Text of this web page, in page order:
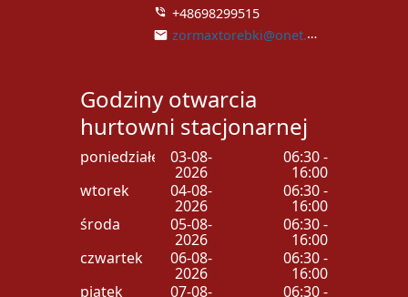
+48698299515
zormaxtorebki@onet.pl
Godziny otwarcia
hurtowni stacjonarnej
poniedziałek 03-08-
2026
06:30 -
16:00
wtorek
04-08-
2026
06:30 -
16:00
środa
05-08-
2026
06:30 -
16:00
czwartek
06-08-
2026
06:30 -
16:00
piątek
07-08- 06:30 -